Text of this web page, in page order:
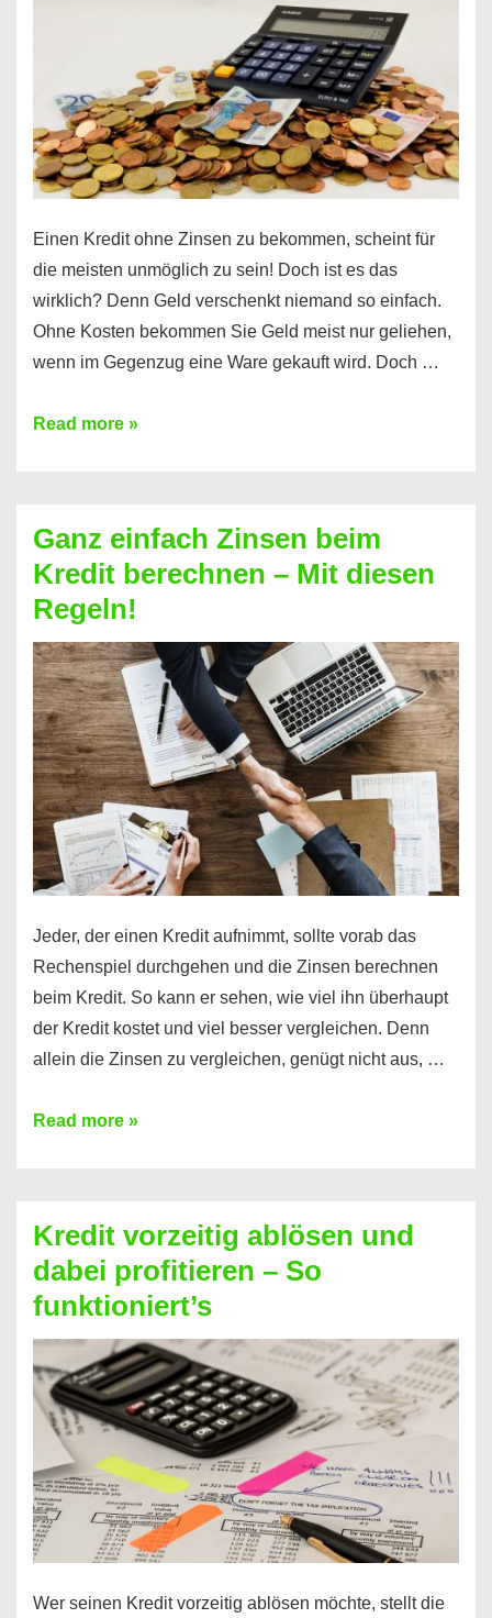
erfahren
Sie
es
Einen Kredit ohne Zinsen zu bekommen, scheint für
die meisten unmöglich zu sein! Doch ist es das
wirklich? Denn Geld verschenkt niemand so einfach.
Ohne Kosten bekommen Sie Geld meist nur geliehen,
wenn im Gegenzug eine Ware gekauft wird. Doch …
Einen
bekommen?
So
ist
es
möglich!
Read more »
Ganz einfach Zinsen beim
Kredit berechnen – Mit diesen
Regeln!
Jeder, der einen Kredit aufnimmt, sollte vorab das
Rechenspiel durchgehen und die Zinsen berechnen
beim Kredit. So kann er sehen, wie viel ihn überhaupt
der Kredit kostet und viel besser vergleichen. Denn
allein die Zinsen zu vergleichen, genügt nicht aus, …
Ganz
Kredit
berechnen
–
Mit
diesen
Regeln!
Read more »
Kredit vorzeitig ablösen und
dabei profitieren – So
funktioniert’s
Wer seinen Kredit vorzeitig ablösen möchte, stellt die